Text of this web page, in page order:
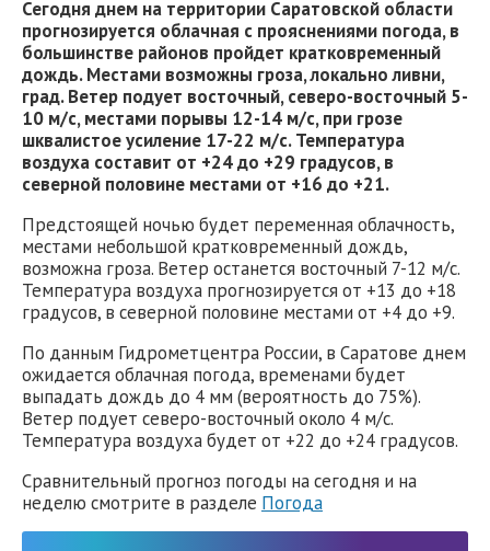
Сегодня днем на территории Саратовской области
прогнозируется облачная с прояснениями погода, в
большинстве районов пройдет кратковременный
дождь. Местами возможны гроза, локально ливни,
град. Ветер подует восточный, северо-восточный 5-
10 м/с, местами порывы 12-14 м/с, при грозе
шквалистое усиление 17-22 м/с. Температура
воздуха составит от +24 до +29 градусов, в
северной половине местами от +16 до +21.
Предстоящей ночью будет переменная облачность,
местами небольшой кратковременный дождь,
возможна гроза. Ветер останется восточный 7-12 м/с.
Температура воздуха прогнозируется от +13 до +18
градусов, в северной половине местами от +4 до +9.
По данным Гидрометцентра России, в Саратове днем
ожидается облачная погода, временами будет
выпадать дождь до 4 мм (вероятность до 75%).
Ветер подует северо-восточный около 4 м/с.
Температура воздуха будет от +22 до +24 градусов.
Сравнительный прогноз погоды на сегодня и на
неделю смотрите в разделе Погода